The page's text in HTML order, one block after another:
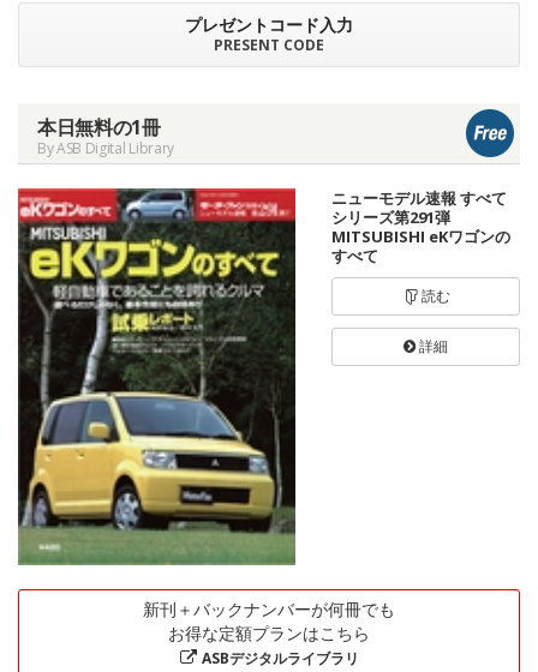
プレゼントコード入力
PRESENT CODE
本日無料の1冊
By ASB Digital Library
ニューモデル速報 すべて
シリーズ第291弾
MITSUBISHI eKワゴンの
すべて
読む
詳細
新刊＋バックナンバーが何冊でも
お得な定額プランはこちら
ASBデジタルライブラリ